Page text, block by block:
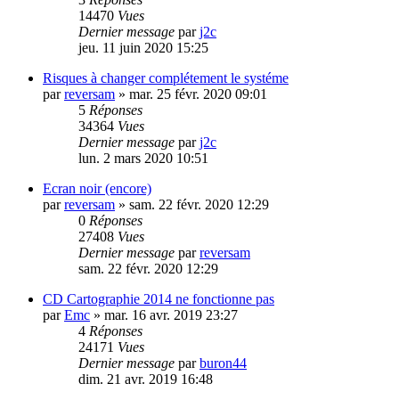
14470 Vues
Dernier message parj2c
jeu. 11 juin 2020 15:25
Risques à changer complétement le systéme
parreversam » mar. 25 févr. 2020 09:01
5 Réponses
34364 Vues
Dernier message parj2c
lun. 2 mars 2020 10:51
Ecran noir (encore)
parreversam » sam. 22 févr. 2020 12:29
0 Réponses
27408 Vues
Dernier message parreversam
sam. 22 févr. 2020 12:29
CD Cartographie 2014 ne fonctionne pas
parEmc » mar. 16 avr. 2019 23:27
4 Réponses
24171 Vues
Dernier message parburon44
dim. 21 avr. 2019 16:48